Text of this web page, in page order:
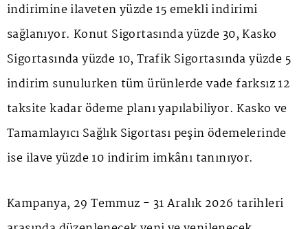
indirimine ilaveten yüzde 15 emekli indirimi
sağlanıyor. Konut Sigortasında yüzde 30, Kasko
Sigortasında yüzde 10, Trafik Sigortasında yüzde 5
indirim sunulurken tüm ürünlerde vade farksız 12
taksite kadar ödeme planı yapılabiliyor. Kasko ve
Tamamlayıcı Sağlık Sigortası peşin ödemelerinde
ise ilave yüzde 10 indirim imkânı tanınıyor.
Kampanya, 29 Temmuz - 31 Aralık 2026 tarihleri